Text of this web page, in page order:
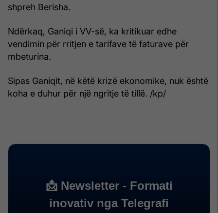
shpreh Berisha.
Ndërkaq, Ganiqi i VV-së, ka kritikuar edhe
vendimin për rritjen e tarifave të faturave për
mbeturina.
Sipas Ganiqit, në këtë krizë ekonomike, nuk është
koha e duhur për një ngritje të tillë. /kp/